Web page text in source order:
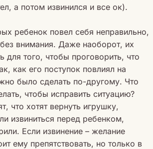
а потом извинился и все ок).
ребенок повел себя неправильно,
без внимания. Даже наоборот, их
для того, чтобы проговорить, что
как его поступок повлиял на
было сделать по-другому. Что
чтобы исправить ситуацию?
что хотят вернуть игрушку,
извиниться перед ребенком,
Если извинение – желание
ему препятствовать, но только в